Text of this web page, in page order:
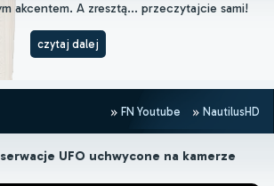
akcentem. A zresztą... przeczytajcie sami!
czytaj dalej
FN Youtube NautilusHD
UFO uchwycone na kamerze